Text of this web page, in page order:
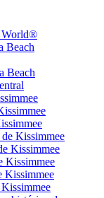
World®
Beach
Beach
Kissimmee
Kissimmee
Kissimmee
Kissimmee